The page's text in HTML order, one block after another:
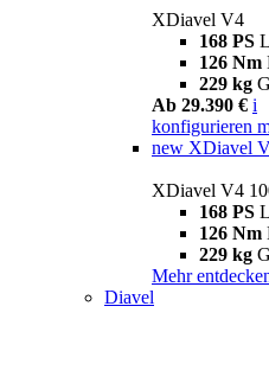
XDiavel V4
168 PS
126 Nm
229 kg
Ab 29.390 € i
konfigurieren
new XDiavel
XDiavel V4
168 PS
126 Nm
229 kg
Mehr
Diavel